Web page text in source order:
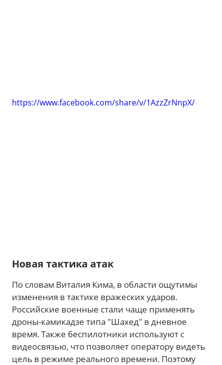
https://www.facebook.com/share/v/1AzzZrNnpX/
Новая тактика атак
По словам Виталия Кима, в области ощутимы
изменения в тактике вражеских ударов.
Российские военные стали чаще применять
дроны-камикадзе типа "Шахед" в дневное
время. Также беспилотники используют с
видеосвязью, что позволяет оператору видеть
цель в режиме реального времени. Поэтому